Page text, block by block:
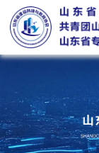
页
我
们
闻
中
党
建
山